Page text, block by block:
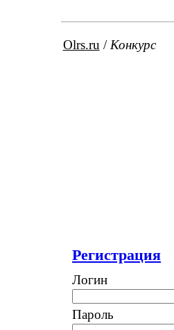
Olrs.ru / Конкурс
Регистрация
Логин
Пароль